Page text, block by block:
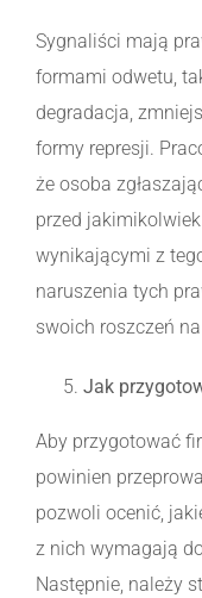
Sygnaliści mają
formami odwetu,
degradacja,
formy represji.
że osoba
przed
wynikającymi z
naruszenia tych
swoich roszczeń
Jak
Aby przygotować
powinien
pozwoli ocenić,
z nich wymagają
Następnie, należy